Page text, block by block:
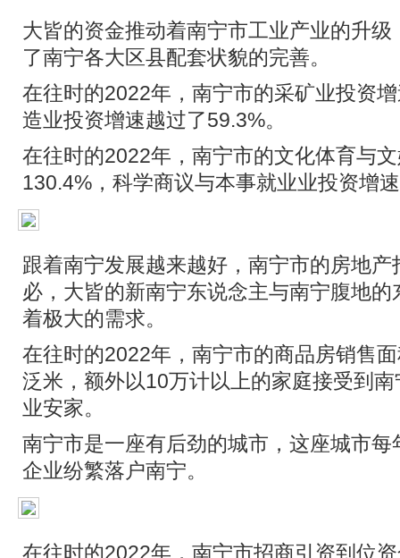
大皆的资金推动着南宁市工业产业的升
了南宁各大区县配套状貌的完善。
在往时的2022年，南宁市的采矿业投资
造业投资增速越过了59.3%。
在往时的2022年，南宁市的文化体育与
130.4%，科学商议与本事就业业投资增
跟着南宁发展越来越好，南宁市的房地
必，大皆的新南宁东说念主与南宁腹地
着极大的需求。
在往时的2022年，南宁市的商品房销售
泛米，额外以10万计以上的家庭接受到
业安家。
南宁市是一座有后劲的城市，这座城市
企业纷繁落户南宁。
在往时的2022年，南宁市招商引资到位